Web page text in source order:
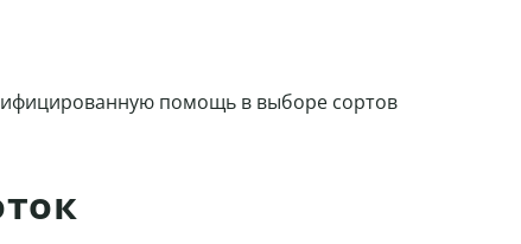
помощь в выборе сортов